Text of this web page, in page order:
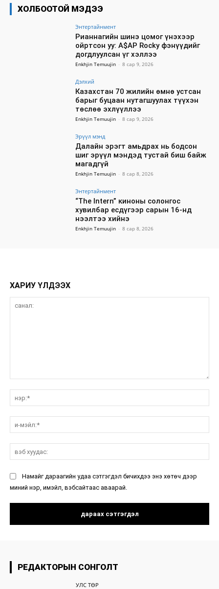
ХОЛБООТОЙ МЭДЭЭ
Энтертайнмент
Рианнагийн шинэ цомог үнэхээр
ойртсон уу: A$AP Rocky фэнүүдийг
догдлуулсан үг хэллээ
Enkhjin Temuujin - 8 сар 9, 2026
Дэлхий
Казахстан 70 жилийн өмнө устсан
барыг буцаан нутагшуулах түүхэн
төслөө эхлүүллээ
Enkhjin Temuujin - 8 сар 9, 2026
Эрүүл мэнд
Далайн эрэгт амьдрах нь бодсон
шиг эрүүл мэндэд тустай биш байж
магадгүй
Enkhjin Temuujin - 8 сар 8, 2026
Энтертайнмент
“The Intern” киноны солонгос
хувилбар есдүгээр сарын 16-нд
нээлтээ хийнэ
Enkhjin Temuujin - 8 сар 8, 2026
ХАРИУ ҮЛДЭЭХ
Намайг дараагийн удаа сэтгэгдэл бичихдээ энэ хөтөч дээр
миний нэр, имэйл, вэбсайтаас аваарай.
РЕДАКТОРЫН СОНГОЛТ
УЛС ТӨР